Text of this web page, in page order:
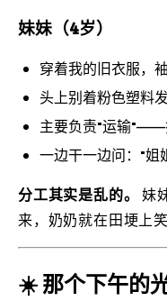
妹妹（4岁）
穿着我的旧衣服，
头上别着粉色塑料
主要负责"运输"——
一边干一边问："姐
分工其实是乱的。
妹
来，奶奶就在田埂上
☀️ 那个下午的